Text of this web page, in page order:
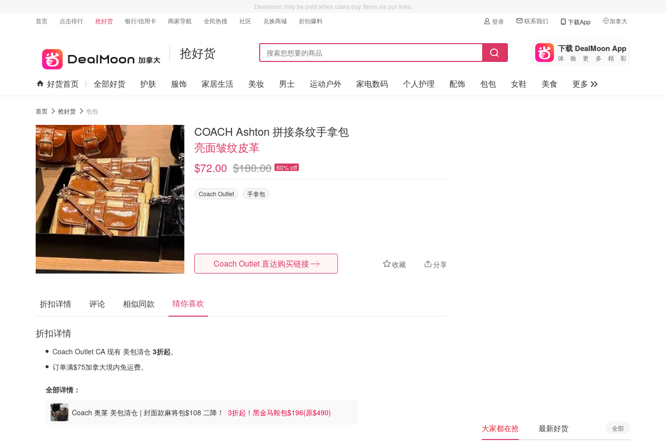
Dealmoon may be paid when users buy items via our links.
首页
点击排行 抢好货 银行/信用卡 商家导航 全民热搜 社区 兑换商城 折扣爆料 登录 联系我们 下载App 加拿大
🇺🇸
美国
🇨🇳中国
🇨🇦加拿大
抢好货 下载 DealMoon App
体验更多精彩
好货首页 全部好货 护肤 服饰 家居生活 美妆 男士 运动户外 家电数码 个人护理 配饰 包包 女鞋 美食
更多
首页 抢好货 包包
COACH Ashton 拼接条纹手拿包
亮面皱纹皮革
$72.00 $180.00 60% off
Coach Outlet 手拿包
收藏 分享
Coach Outlet 直达购买链接
折扣详情 评论 相似同款 猜你喜欢
折扣详情
Coach Outlet CA 现有 美包清仓 3折起。
订单满$75加拿大境内免运费。
全部详情：
Coach 奥莱 美包清仓 | 封面款麻将包$108 二降！ 3折起！黑金马鞍包$196(原$490)
大家都在抢 最新好货 全部